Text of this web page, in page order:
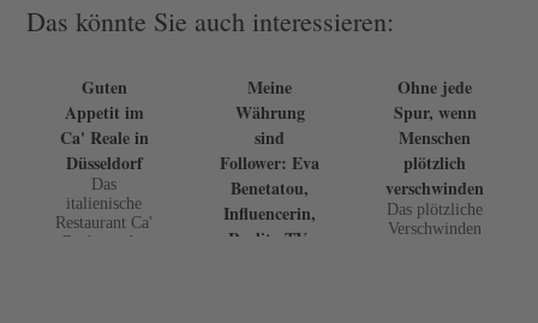
Das könnte Sie auch interessieren:
Guten
Appetit im
Ca' Reale in
Düsseldorf
Das
italienische
Restaurant Ca'
Reale an der
Meine
Währung
sind
Follower: Eva
Benetatou,
Influencerin,
Reality-TV-
Ohne jede
Spur, wenn
Menschen
plötzlich
verschwinden
Das plötzliche
Verschwinden